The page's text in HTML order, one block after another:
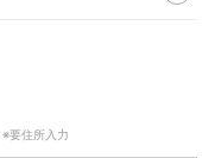
※要住所入力